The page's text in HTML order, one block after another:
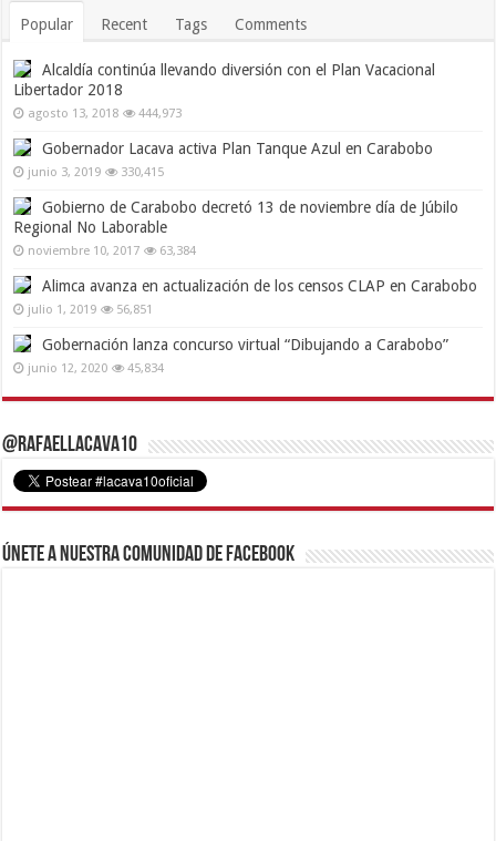
Popular Recent Tags Comments
Alcaldía continúa llevando diversión con el Plan Vacacional
Libertador 2018
agosto 13, 2018 444,973
Gobernador Lacava activa Plan Tanque Azul en Carabobo
junio 3, 2019 330,415
Gobierno de Carabobo decretó 13 de noviembre día de Júbilo
Regional No Laborable
noviembre 10, 2017 63,384
Alimca avanza en actualización de los censos CLAP en Carabobo
julio 1, 2019 56,851
Gobernación lanza concurso virtual “Dibujando a Carabobo”
junio 12, 2020 45,834
@RafaelLacava10
Únete a nuestra comunidad de Facebook